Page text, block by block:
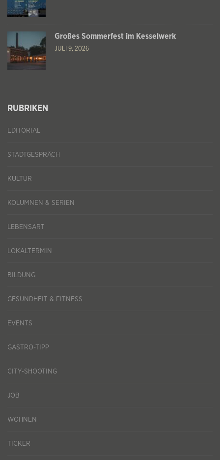
Großes Sommerfest im Kesselwerk
JULI 9, 2026
RUBRIKEN
EDITORIAL
STADTGESPRÄCH
KULTUR
KOLUMNEN & SERIEN
LEBENSART
LOKALTERMIN
BILDUNG
GESUNDHEIT & FITNESS
EVENTS
GASTRO-TIPP
CITY-SHOOTING
JOB
WOHNEN
TICKER